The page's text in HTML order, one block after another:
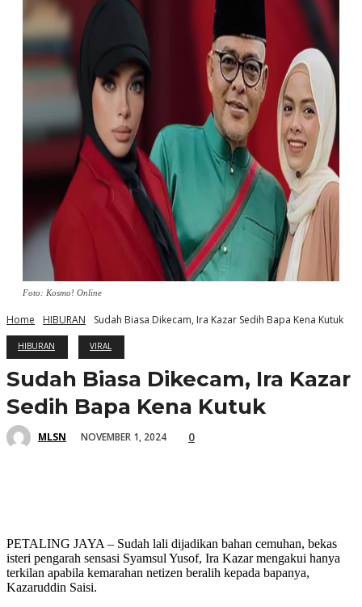
Foto: Kosmo! Online
Home HIBURAN Sudah Biasa Dikecam, Ira Kazar Sedih Bapa Kena Kutuk
HIBURAN VIRAL
Sudah Biasa Dikecam, Ira Kazar
Sedih Bapa Kena Kutuk
MLSN NOVEMBER 1, 2024 0
PETALING JAYA – Sudah lali dijadikan bahan cemuhan, bekas
isteri pengarah sensasi Syamsul Yusof, Ira Kazar mengakui hanya
terkilan apabila kemarahan netizen beralih kepada bapanya,
Kazaruddin Saisi.